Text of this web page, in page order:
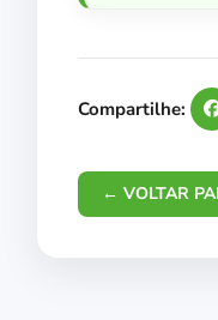
Compartilhe:
← VOLTAR